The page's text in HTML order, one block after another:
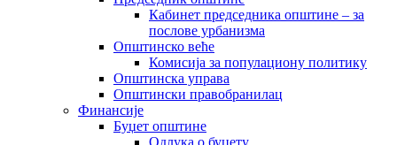
Кабинет председника општине – за
послове урбанизма
Општинско веће
Комисија за популациону политику
Општинска управа
Општински правобранилац
Финансије
Буџет општине
Одлука о буџету